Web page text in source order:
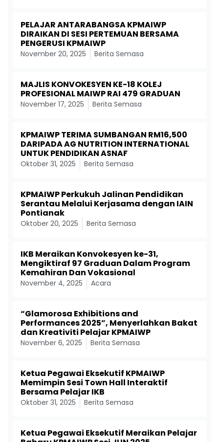
PELAJAR ANTARABANGSA KPMAIWP
DIRAIKAN DI SESI PERTEMUAN BERSAMA
PENGERUSI KPMAIWP
November 20, 2025 Berita Semasa
MAJLIS KONVOKESYEN KE-18 KOLEJ
PROFESIONAL MAIWP RAI 479 GRADUAN
November 17, 2025 Berita Semasa
KPMAIWP TERIMA SUMBANGAN RM16,500
DARIPADA AG NUTRITION INTERNATIONAL
UNTUK PENDIDIKAN ASNAF
Oktober 31, 2025 Berita Semasa
KPMAIWP Perkukuh Jalinan Pendidikan
Serantau Melalui Kerjasama dengan IAIN
Pontianak
Oktober 20, 2025 Berita Semasa
IKB Meraikan Konvokesyen ke-31,
Mengiktiraf 97 Graduan Dalam Program
Kemahiran Dan Vokasional
November 4, 2025 Acara
“Glamorosa Exhibitions and
Performances 2025”, Menyerlahkan Bakat
dan Kreativiti Pelajar KPMAIWP
November 6, 2025 Berita Semasa
Ketua Pegawai Eksekutif KPMAIWP
Memimpin Sesi Town Hall Interaktif
Bersama Pelajar IKB
Oktober 31, 2025 Berita Semasa
Ketua Pegawai Eksekutif Meraikan Pelajar